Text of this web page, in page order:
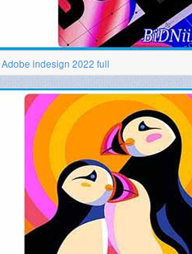
Adobe indesign 2022 full